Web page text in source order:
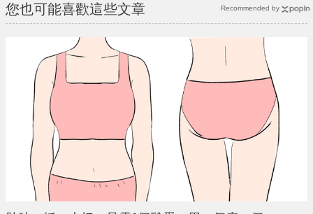
您也可能喜歡這些文章 Recommended by